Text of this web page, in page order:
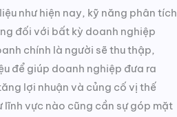
như hiện nay, kỹ năng phân tích
đối với bất kỳ doanh nghiệp
chính là người sẽ thu thập,
để giúp doanh nghiệp đưa ra
lợi nhuận và củng cố vị thế
lĩnh vực nào cũng cần sự góp mặt